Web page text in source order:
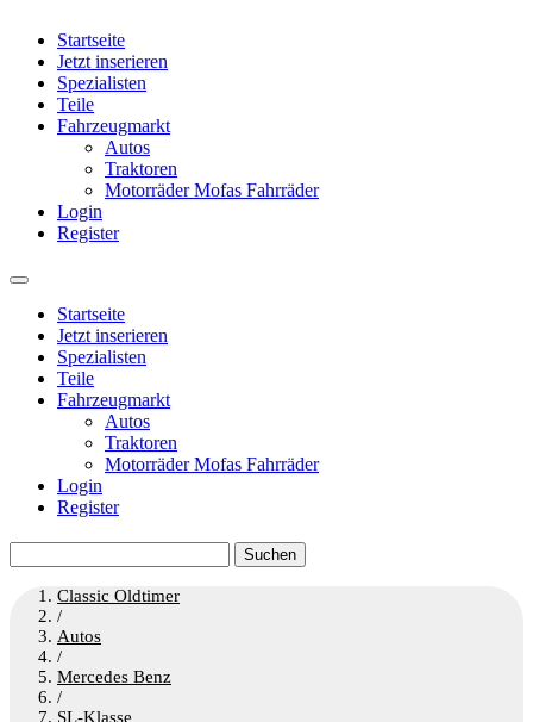
Startseite
Jetzt inserieren
Spezialisten
Teile
Fahrzeugmarkt
Autos
Traktoren
Motorräder Mofas Fahrräder
Login
Register
Startseite
Jetzt inserieren
Spezialisten
Teile
Fahrzeugmarkt
Autos
Traktoren
Motorräder Mofas Fahrräder
Login
Register
nach:
Classic Oldtimer
/
Autos
/
Mercedes Benz
/
SL-Klasse